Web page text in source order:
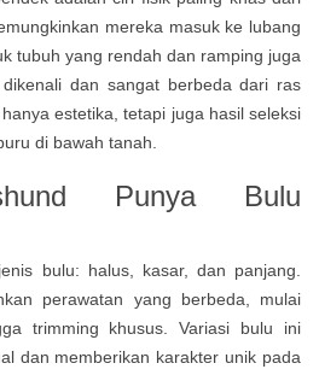
mereka masuk ke lubang
tubuh yang rendah dan ramping juga
dan sangat berbeda dari ras
estetika, tetapi juga hasil seleksi
di bawah tanah.
Punya Bulu
bulu: halus, kasar, dan panjang.
perawatan yang berbeda, mulai
trimming khusus. Variasi bulu ini
dan memberikan karakter unik pada